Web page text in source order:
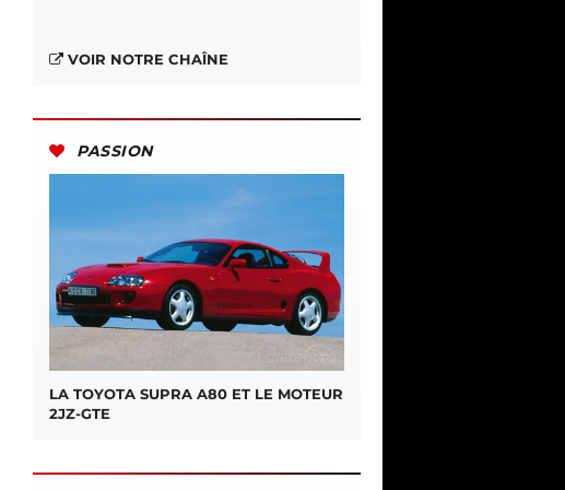
VOIR NOTRE CHAÎNE
PASSION
LA TOYOTA SUPRA A80 ET LE MOTEUR
2JZ-GTE